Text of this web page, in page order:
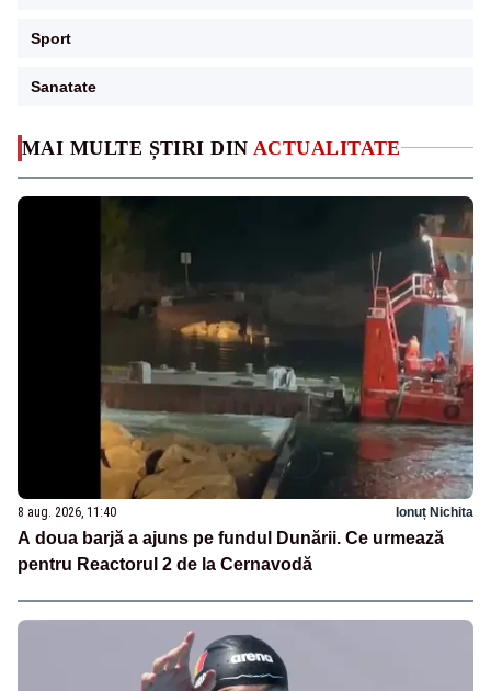
MAI MULTE ȘTIRI DIN ACTUALITATE
8 aug. 2026, 11:40 Ionuț Nichita
A doua barjă a ajuns pe fundul Dunării. Ce urmează
pentru Reactorul 2 de la Cernavodă
Sport
Sanatate